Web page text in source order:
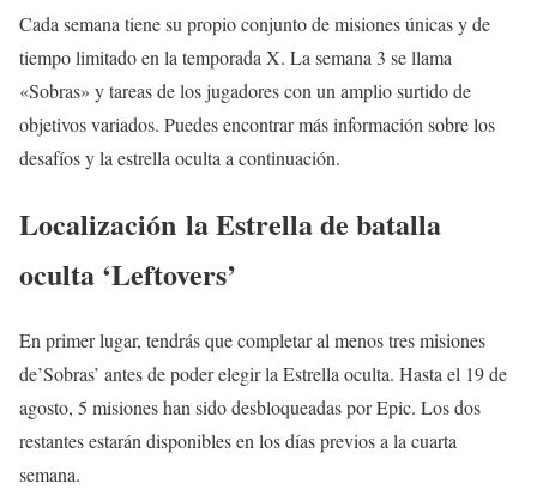
Cada semana tiene su propio conjunto de misiones únicas y de
tiempo limitado en la temporada X. La semana 3 se llama
«Sobras» y tareas de los jugadores con un amplio surtido de
objetivos variados. Puedes encontrar más información sobre los
desafíos y la estrella oculta a continuación.
Localización la Estrella de batalla
oculta ‘Leftovers’
En primer lugar, tendrás que completar al menos tres misiones
de’Sobras’ antes de poder elegir la Estrella oculta. Hasta el 19 de
agosto, 5 misiones han sido desbloqueadas por Epic. Los dos
restantes estarán disponibles en los días previos a la cuarta
semana.